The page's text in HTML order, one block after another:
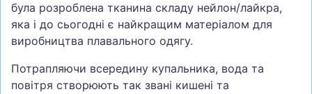
була розроблена тканина складу нейлон/лайкра,
яка і до сьогодні є найкращим матеріалом для
виробництва плавального одягу.
Потрапляючи всередину купальника, вода та
повітря створюють так звані кишені та